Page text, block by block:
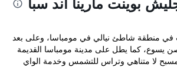
في منطقة شاطئ نيالي في مومباسا، وعلى بعد
يسوع، كما يطل على مدينة مومباسا القديمة
مسبح لا متناهي وتراس للتشمس وخدمة الواي